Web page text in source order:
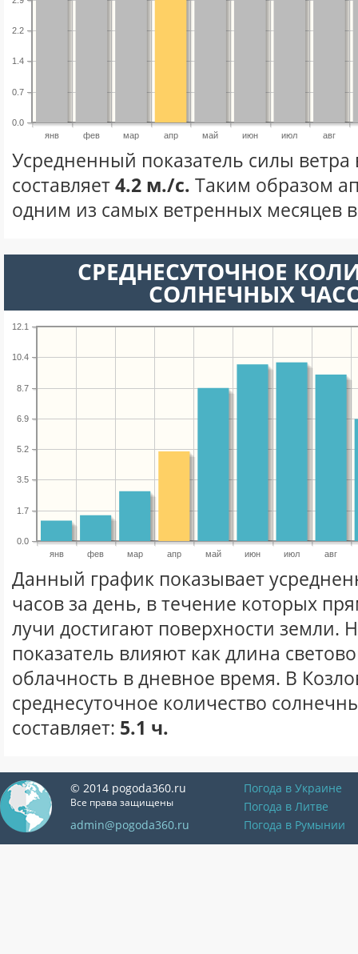
янв фев мар апр май июн июл авг
0.0
0.7
1.4
2.2
Усредненный показатель силы ветра
составляет4.2 м./с. Таким образом
одним из самых ветренных месяцев в
СРЕДНЕСУТОЧНОЕ
СОЛНЕЧНЫХ
янв фев мар апр май июн июл авг
0.0
1.7
3.5
5.2
6.9
8.7
10.4
12.1
Данный график показывает
часов за день, в течение которых
лучи достигают поверхности земли.
показатель влияют как длина
облачность в дневное время. В
среднесуточное количество
составляет: 5.1 ч.
© 2014 pogoda360.ru
Все права защищены
admin@pogoda360.ru
Погода в Украине
Погода в Литве
Погода в Румынии